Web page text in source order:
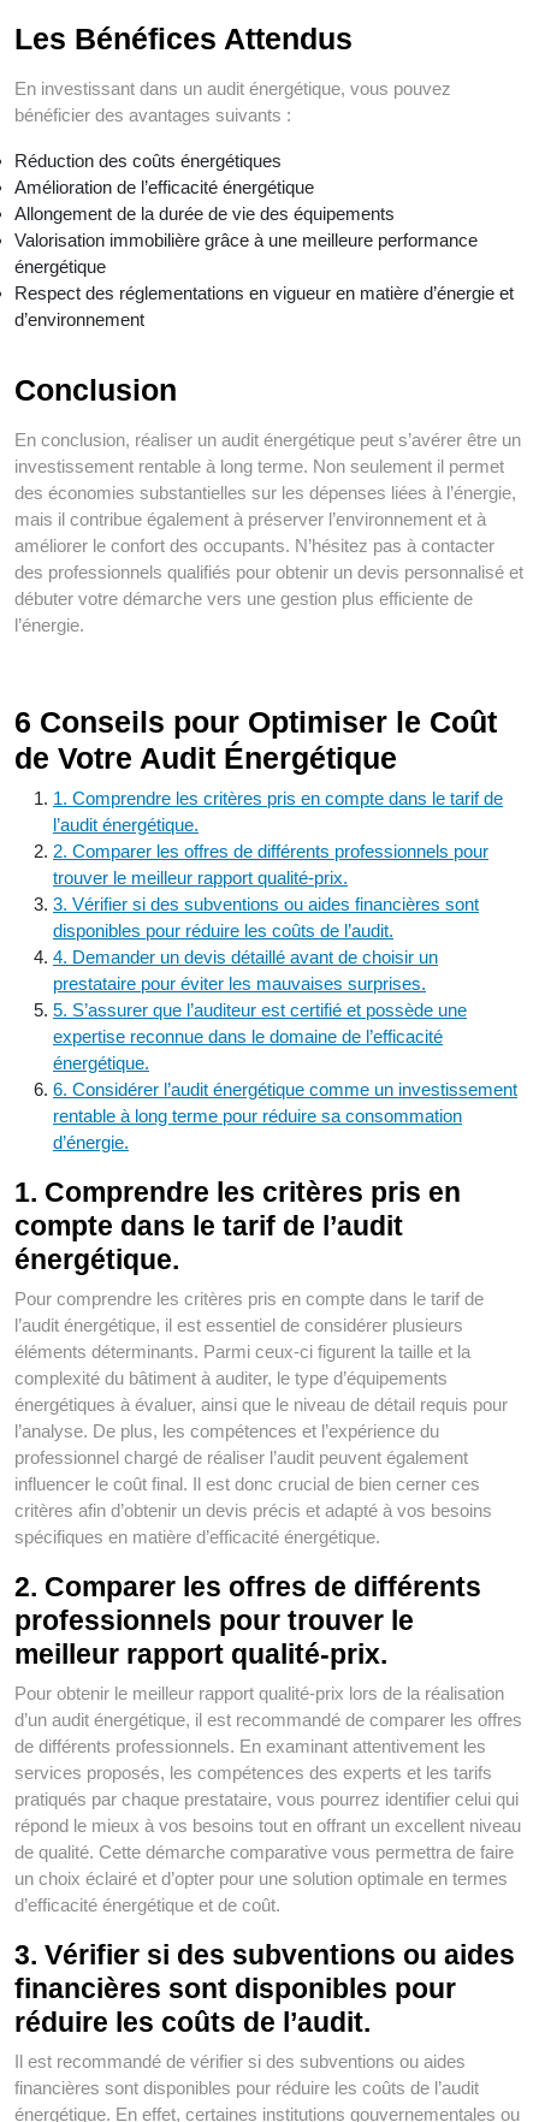
Les Bénéfices Attendus
En investissant dans un audit énergétique, vous pouvez
bénéficier des avantages suivants :
Réduction des coûts énergétiques
Amélioration de l’efficacité énergétique
Allongement de la durée de vie des équipements
Valorisation immobilière grâce à une meilleure performance
énergétique
Respect des réglementations en vigueur en matière d’énergie et
d’environnement
Conclusion
En conclusion, réaliser un audit énergétique peut s’avérer être un
investissement rentable à long terme. Non seulement il permet
des économies substantielles sur les dépenses liées à l’énergie,
mais il contribue également à préserver l’environnement et à
améliorer le confort des occupants. N’hésitez pas à contacter
des professionnels qualifiés pour obtenir un devis personnalisé et
débuter votre démarche vers une gestion plus efficiente de
l’énergie.
6 Conseils pour Optimiser le Coût
de Votre Audit Énergétique
1. Comprendre les critères pris en compte dans le tarif de
l’audit énergétique.
2. Comparer les offres de différents professionnels pour
trouver le meilleur rapport qualité-prix.
3. Vérifier si des subventions ou aides financières sont
disponibles pour réduire les coûts de l’audit.
4. Demander un devis détaillé avant de choisir un
prestataire pour éviter les mauvaises surprises.
5. S’assurer que l’auditeur est certifié et possède une
expertise reconnue dans le domaine de l’efficacité
énergétique.
6. Considérer l’audit énergétique comme un investissement
rentable à long terme pour réduire sa consommation
d’énergie.
1. Comprendre les critères pris en
compte dans le tarif de l’audit
énergétique.
Pour comprendre les critères pris en compte dans le tarif de
l’audit énergétique, il est essentiel de considérer plusieurs
éléments déterminants. Parmi ceux-ci figurent la taille et la
complexité du bâtiment à auditer, le type d’équipements
énergétiques à évaluer, ainsi que le niveau de détail requis pour
l’analyse. De plus, les compétences et l’expérience du
professionnel chargé de réaliser l’audit peuvent également
influencer le coût final. Il est donc crucial de bien cerner ces
critères afin d’obtenir un devis précis et adapté à vos besoins
spécifiques en matière d’efficacité énergétique.
2. Comparer les offres de différents
professionnels pour trouver le
meilleur rapport qualité-prix.
Pour obtenir le meilleur rapport qualité-prix lors de la réalisation
d’un audit énergétique, il est recommandé de comparer les offres
de différents professionnels. En examinant attentivement les
services proposés, les compétences des experts et les tarifs
pratiqués par chaque prestataire, vous pourrez identifier celui qui
répond le mieux à vos besoins tout en offrant un excellent niveau
de qualité. Cette démarche comparative vous permettra de faire
un choix éclairé et d’opter pour une solution optimale en termes
d’efficacité énergétique et de coût.
3. Vérifier si des subventions ou aides
financières sont disponibles pour
réduire les coûts de l’audit.
Il est recommandé de vérifier si des subventions ou aides
financières sont disponibles pour réduire les coûts de l’audit
énergétique. En effet, certaines institutions gouvernementales ou